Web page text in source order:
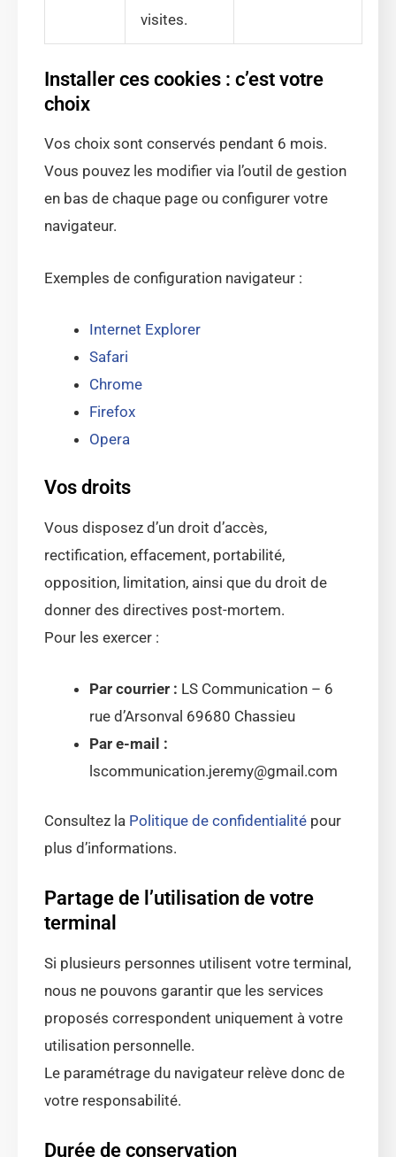
visites.
Installer ces cookies : c’est votre
choix
Vos choix sont conservés pendant 6 mois.
Vous pouvez les modifier via l’outil de gestion
en bas de chaque page ou configurer votre
navigateur.
Exemples de configuration navigateur :
Internet Explorer
Safari
Chrome
Firefox
Opera
Vos droits
Vous disposez d’un droit d’accès,
rectification, effacement, portabilité,
opposition, limitation, ainsi que du droit de
donner des directives post-mortem.
Pour les exercer :
Par courrier : LS Communication – 6
rue d’Arsonval 69680 Chassieu
Par e-mail :
lscommunication.jeremy@gmail.com
Consultez la Politique de confidentialité pour
plus d’informations.
Partage de l’utilisation de votre
terminal
Si plusieurs personnes utilisent votre terminal,
nous ne pouvons garantir que les services
proposés correspondent uniquement à votre
utilisation personnelle.
Le paramétrage du navigateur relève donc de
votre responsabilité.
Durée de conservation